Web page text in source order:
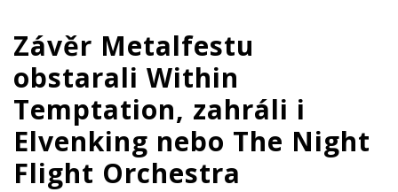
Závěr Metalfestu
obstarali Within
Temptation, zahráli i
Elvenking nebo The Night
Flight Orchestra